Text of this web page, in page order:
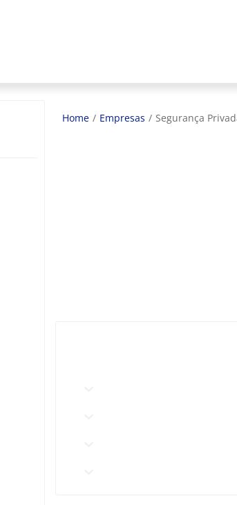
Home / Empresas / Segurança